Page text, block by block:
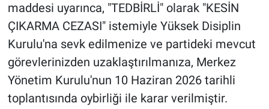
maddesi uyarınca, "TEDBİRLİ" olarak "KESİN
ÇIKARMA CEZASI" istemiyle Yüksek Disiplin
Kurulu'na sevk edilmenize ve partideki mevcut
görevlerinizden uzaklaştırılmanıza, Merkez
Yönetim Kurulu'nun 10 Haziran 2026 tarihli
toplantısında oybirliği ile karar verilmiştir.